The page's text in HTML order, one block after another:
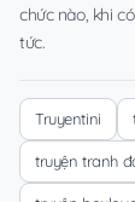
chức nào, khi
tức.
Truyentini
truyện tranh